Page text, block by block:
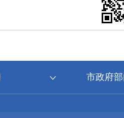
市政府部